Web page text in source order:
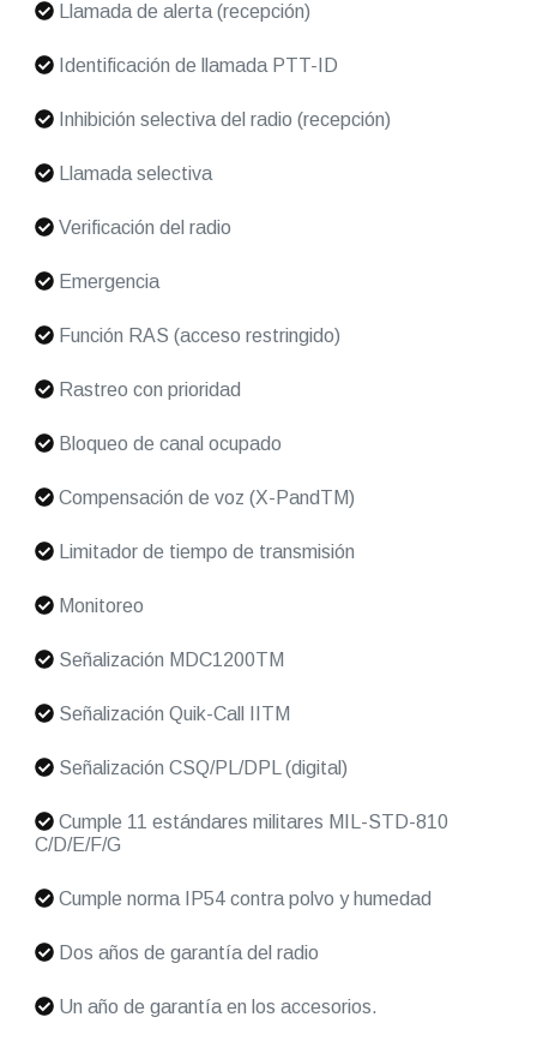
Llamada de alerta (recepción)
Identificación de llamada PTT-ID
Inhibición selectiva del radio (recepción)
Llamada selectiva
Verificación del radio
Emergencia
Función RAS (acceso restringido)
Rastreo con prioridad
Bloqueo de canal ocupado
Compensación de voz (X-PandTM)
Limitador de tiempo de transmisión
Monitoreo
Señalización MDC1200TM
Señalización Quik-Call IITM
Señalización CSQ/PL/DPL (digital)
Cumple 11 estándares militares MIL-STD-810
C/D/E/F/G
Cumple norma IP54 contra polvo y humedad
Dos años de garantía del radio
Un año de garantía en los accesorios.